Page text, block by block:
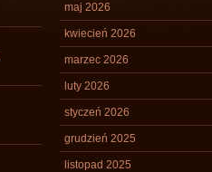
maj 2026
kwiecień 2026
marzec 2026
luty 2026
styczeń 2026
grudzień 2025
listopad 2025